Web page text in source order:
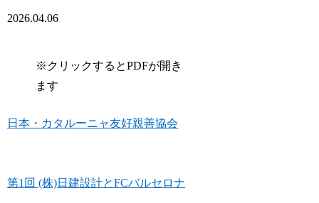
2026.04.06
※クリックするとPDFが開き
ます
日本・カタルーニャ友好親善協会
第1回 (株)日建設計とFCバルセロナ